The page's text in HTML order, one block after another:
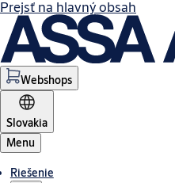
Prejsť na hlavný obsah
Webshops
Slovakia
Menu
Riešenie